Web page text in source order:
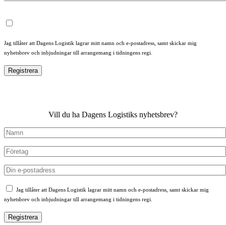
Jag tillåter att Dagens Logistik lagrar mitt namn och e-postadress, samt skickar mig
nyhetsbrev och inbjudningar till arrangemang i tidningens regi.
Vill du ha Dagens Logistiks nyhetsbrev?
Jag tillåter att Dagens Logistik lagrar mitt namn och e-postadress, samt skickar mig
nyhetsbrev och inbjudningar till arrangemang i tidningens regi.